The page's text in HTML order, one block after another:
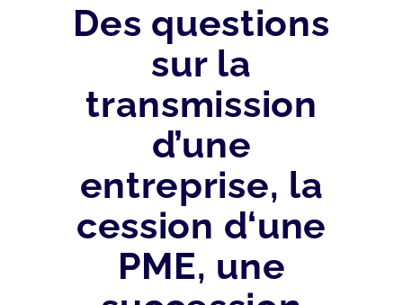
Des questions
sur la
transmission
d’une
entreprise, la
cession d‘une
PME, une